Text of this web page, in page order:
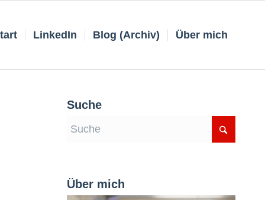
LinkedIn Blog (Archiv) Über mich
Suche
Über mich